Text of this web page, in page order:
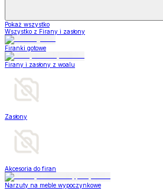
Pokaż wszystko
Wszystko z Firany i zasłony
Firanki gotowe
Firany i zasłony z woalu
Zasłony
Akcesoria do firan
Narzuty na meble wypoczynkowe